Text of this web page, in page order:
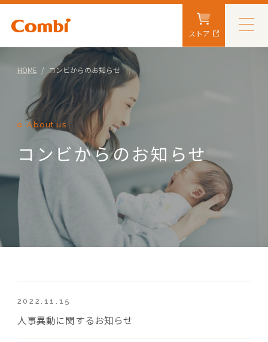
ストア
HOME コンビからのお知らせ
About us
コンビからのお知らせ
2022.11.15
人事異動に関するお知らせ